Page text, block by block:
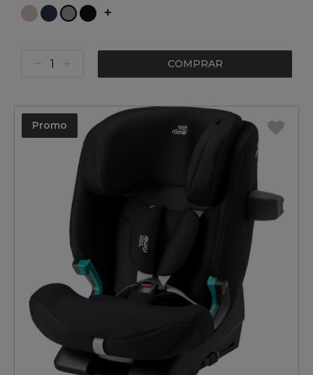
COMPRAR
Promo